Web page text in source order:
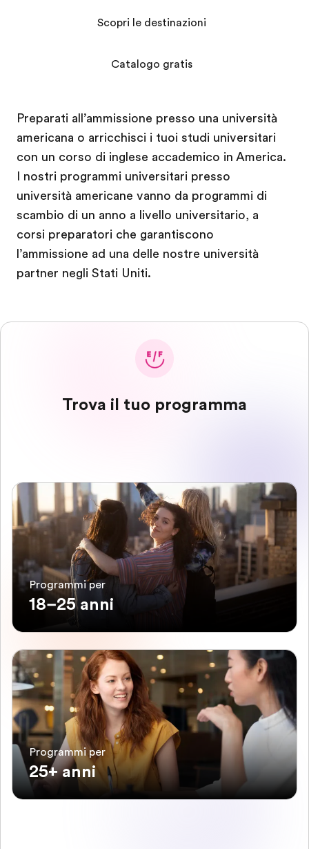
Preparati all’ammissione presso una università
americana o arricchisci i tuoi studi universitari
con un corso di inglese accademico in America.
I nostri programmi universitari presso
università americane vanno da programmi di
scambio di un anno a livello universitario, a
corsi preparatori che garantiscono
l’ammissione ad una delle nostre università
partner negli Stati Uniti.
Scopri le destinazioni
Catalogo gratis
Trova il tuo programma
Programmi per
18–25 anni
Programmi per
25+ anni